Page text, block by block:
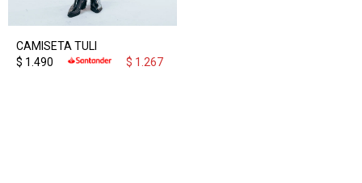
CAMISETA TULI
$ 1.490 $ 1.267